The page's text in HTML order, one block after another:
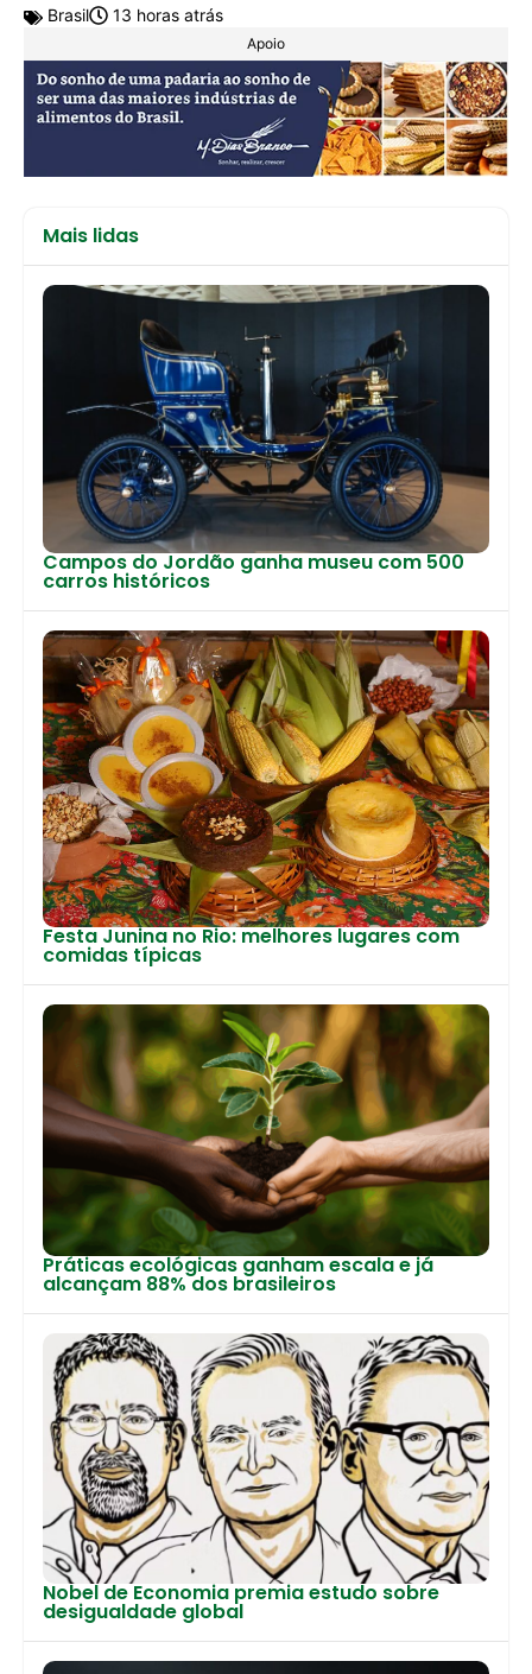
Brasil 13 horas atrás
Apoio
Mais lidas
Campos do Jordão ganha museu com 500
carros históricos
Festa Junina no Rio: melhores lugares com
comidas típicas
Práticas ecológicas ganham escala e já
alcançam 88% dos brasileiros
Nobel de Economia premia estudo sobre
desigualdade global